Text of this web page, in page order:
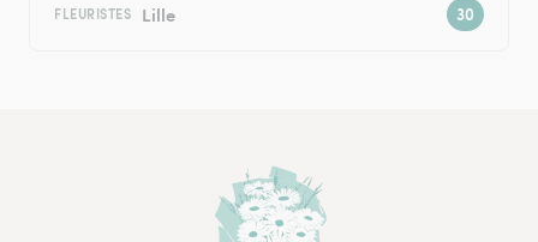
FLEURISTES Lille